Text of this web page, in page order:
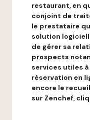
restaurant, en
conjoint de
le prestataire
solution
de gérer sa
prospects
services utiles
réservation en
encore le
sur Zenchef,